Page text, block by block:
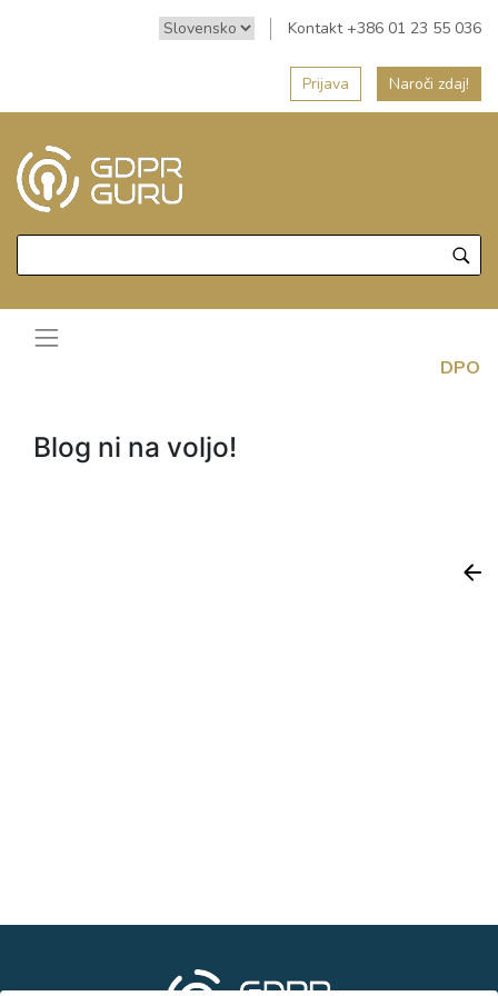
Kontakt +386 01 23 55 036
Prijava Naroči zdaj!
DPO
Blog ni na voljo!